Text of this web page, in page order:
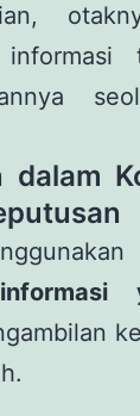
informasi
dalam